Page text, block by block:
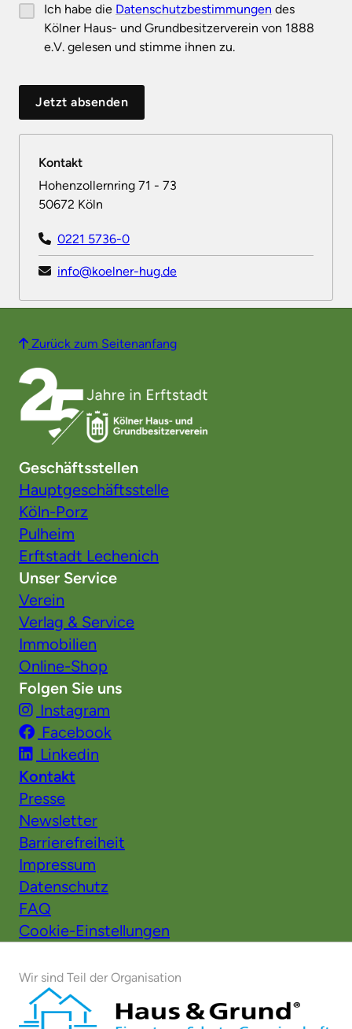
Ich habe die Datenschutzbestimmungen des
Kölner Haus- und Grundbesitzerverein von 1888
e.V. gelesen und stimme ihnen zu.
Jetzt absenden
Kontakt
Hohenzollernring 71 - 73
50672 Köln
0221 5736-0
info@koelner-hug.de
Zurück zum Seitenanfang
Geschäftsstellen
Hauptgeschäftsstelle
Köln-Porz
Pulheim
Erftstadt Lechenich
Unser Service
Verein
Verlag & Service
Immobilien
Online-Shop
Folgen Sie uns
Instagram
Facebook
Linkedin
Kontakt
Presse
Newsletter
Barrierefreiheit
Impressum
Datenschutz
FAQ
Cookie-Einstellungen
Wir sind Teil der Organisation